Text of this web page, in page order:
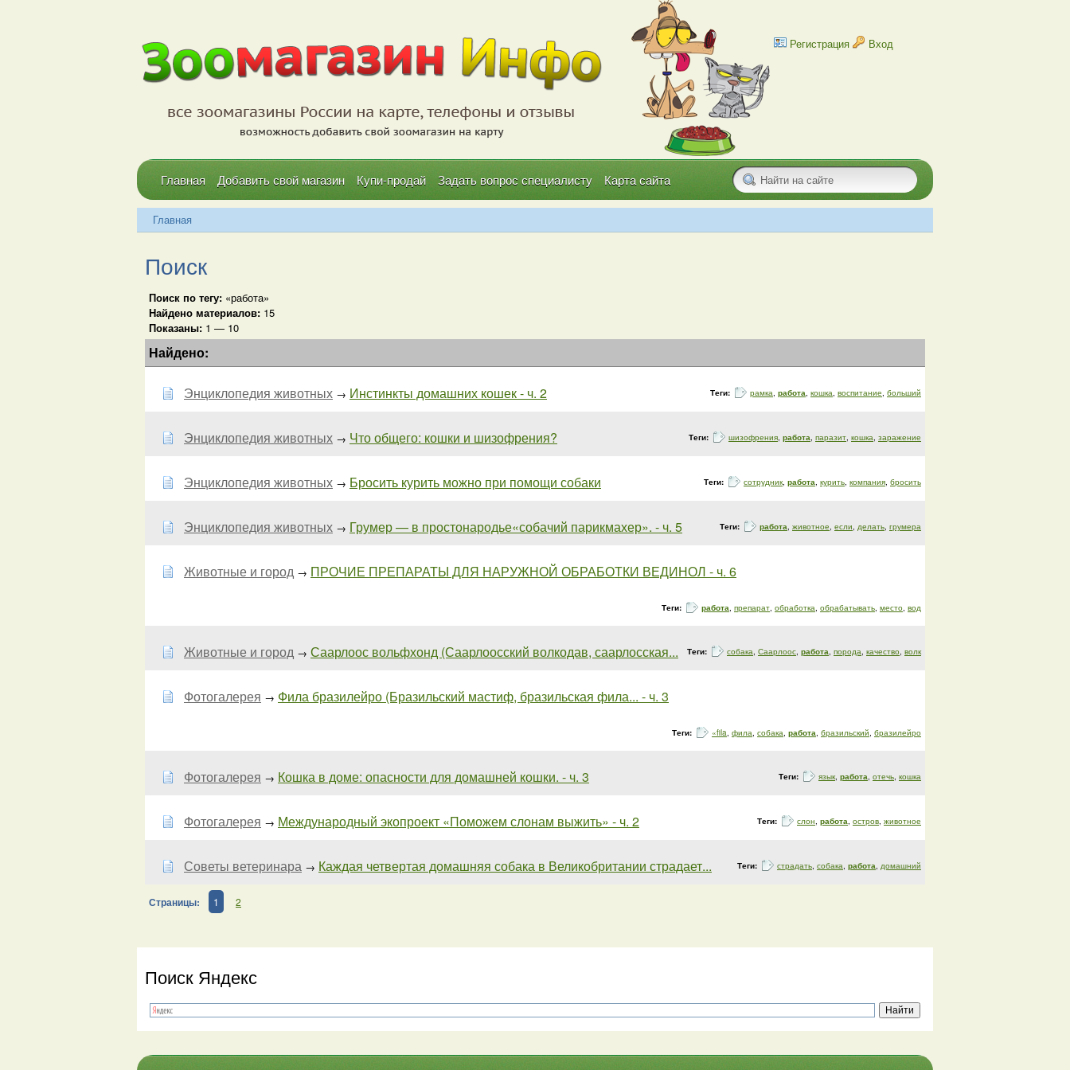
Регистрация Вход
Главная Добавить свой магазин Купи-продай Задать вопрос специалисту Карта сайта
Главная
Поиск
Поиск по тегу: «работа»
Найдено материалов: 15
Показаны: 1 — 10
Найдено:
Энциклопедия животных → Инстинкты домашних кошек - ч. 2 Теги: рамка, работа, кошка, воспитание, больший
Энциклопедия животных → Что общего: кошки и шизофрения? Теги: шизофрения, работа, паразит, кошка, заражение
Энциклопедия животных → Бросить курить можно при помощи собаки Теги: сотрудник, работа, курить, компания, бросить
Энциклопедия животных → Грумер — в простонародье«собачий парикмахер». - ч. 5 Теги: работа, животное, если, делать, грумера
Животные и город → ПРОЧИЕ ПРЕПАРАТЫ ДЛЯ НАРУЖНОЙ ОБРАБОТКИ ВЕДИНОЛ - ч. 6
Теги: работа, препарат, обработка, обрабатывать, место, вод
Животные и город → Саарлоос вольфхонд (Саарлоосский волкодав, саарлосская... Теги: собака, Саарлоос, работа, порода, качество, волк
Фотогалерея → Фила бразилейро (Бразильский мастиф, бразильская фила... - ч. 3
Теги: «fila, фила, собака, работа, бразильский, бразилейро
Фотогалерея → Кошка в доме: опасности для домашней кошки. - ч. 3 Теги: язык, работа, отечь, кошка
Фотогалерея → Международный экопроект «Поможем слонам выжить» - ч. 2 Теги: слон, работа, остров, животное
Советы ветеринара → Каждая четвертая домашняя собака в Великобритании страдает... Теги: страдать, собака, работа, домашний
Страницы: 1 2
Поиск Яндекс